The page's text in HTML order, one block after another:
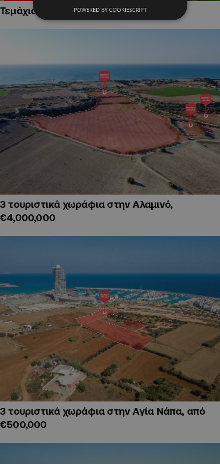
Τεμάχια Γης σε Οικιστικές Περιοχές
3 τουριστικά χωράφια στην Αλαμινό,
€4,000,000
3 τουριστικά χωράφια στην Αγία Νάπα, από
€500,000
POWERED BY COOKIESCRIPT